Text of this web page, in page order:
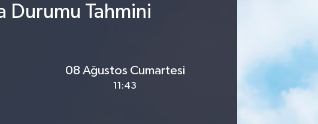
Durumu Tahmini
08 Ağustos Cumartesi
11:43